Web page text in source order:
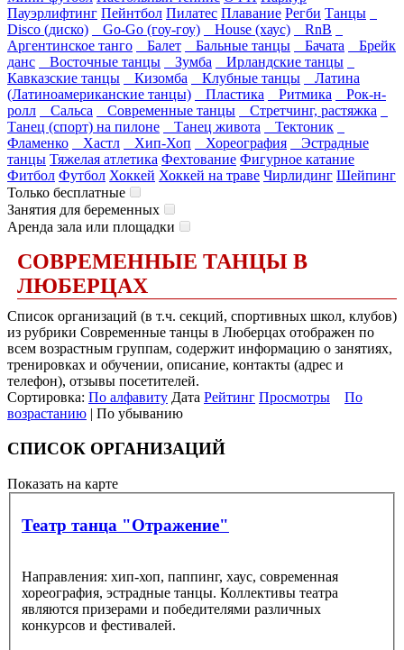
Пауэрлифтинг Пейнтбол Пилатес Плавание Регби Танцы
Disco (диско)
Go-Go (гоу-гоу) House (хаус)
RnB
Аргентинское танго
Балет Бальные танцы Бачата
Брейк
данс
Восточные танцы Зумба
Ирландские танцы
Кавказские танцы
Кизомба Клубные танцы
Латина
(Латиноамериканские танцы)
Пластика Ритмика
Рок-н-
ролл
Сальса Современные танцы
Стретчинг, растяжка
Танец (спорт) на пилоне
Танец живота
Тектоник
Фламенко
Хастл Хип-Хоп Хореография
Эстрадные
танцы Тяжелая атлетика Фехтование Фигурное катание
Фитбол Футбол Хоккей Хоккей на траве Чирлидинг Шейпинг
Только бесплатные
Занятия для беременных
Аренда зала или площадки
СОВРЕМЕННЫЕ ТАНЦЫ В
ЛЮБЕРЦАХ
Список организаций (в т.ч. секций, спортивных школ, клубов)
из рубрики Современные танцы в Люберцах отображен по
всем возрастным группам, содержит информацию о занятиях,
тренировках и обучении, описание, контакты (адрес и
телефон), отзывы посетителей.
Сортировка: По алфавиту Дата Рейтинг Просмотры
По
возрастанию | По убыванию
СПИСОК ОРГАНИЗАЦИЙ
Показать на карте
Театр танца "Отражение"
Направления: хип-хоп, паппинг, хаус, современная
хореография, эстрадные танцы. Коллективы театра
являются призерами и победителями различных
конкурсов и фестивалей.